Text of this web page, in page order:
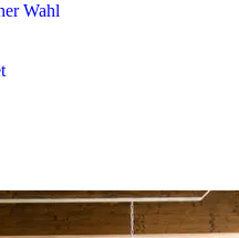
Wahl